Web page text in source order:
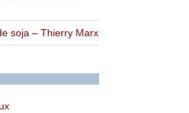
soja – Thierry Marx